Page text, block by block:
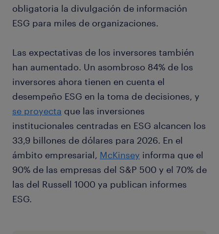
obligatoria la divulgación de información
ESG para miles de organizaciones.
Las expectativas de los inversores también
han aumentado. Un asombroso 84% de los
inversores ahora tienen en cuenta el
desempeño ESG en la toma de decisiones, y
se proyecta que las inversiones
institucionales centradas en ESG alcancen los
33,9 billones de dólares para 2026. En el
ámbito empresarial, McKinsey informa que el
90% de las empresas del S&P 500 y el 70% de
las del Russell 1000 ya publican informes
ESG.